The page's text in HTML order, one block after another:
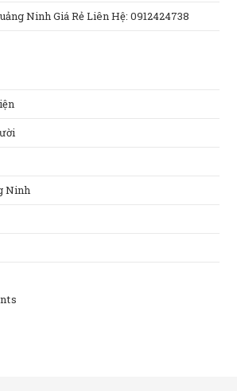
Ninh Giá Rẻ Liên Hệ: 0912424738
Ninh